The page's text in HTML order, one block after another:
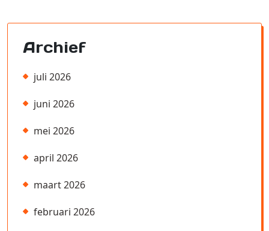
Archief
juli 2026
juni 2026
mei 2026
april 2026
maart 2026
februari 2026